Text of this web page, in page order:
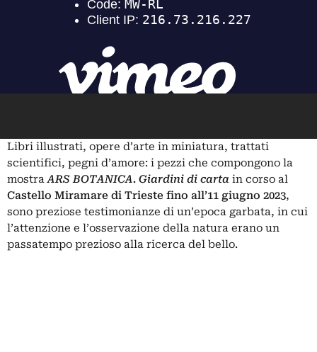
Libri illustrati, opere d’arte in miniatura, trattati
scientifici, pegni d’amore: i pezzi che compongono la
mostraARS BOTANICA. Giardini di carta in corso al
Castello Miramare di Trieste fino all’11 giugno 2023,
sono preziose testimonianze di un’epoca garbata, in cui
l’attenzione e l’osservazione della natura erano un
passatempo prezioso alla ricerca del bello.